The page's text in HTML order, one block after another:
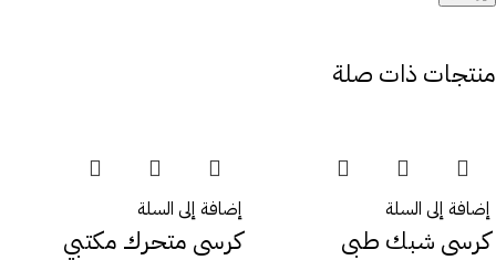
منتجات ذات صلة
إضافة إلى السلة
كرسى شبك طبى
إضافة إلى السلة
كرسى متحرك مكتبي